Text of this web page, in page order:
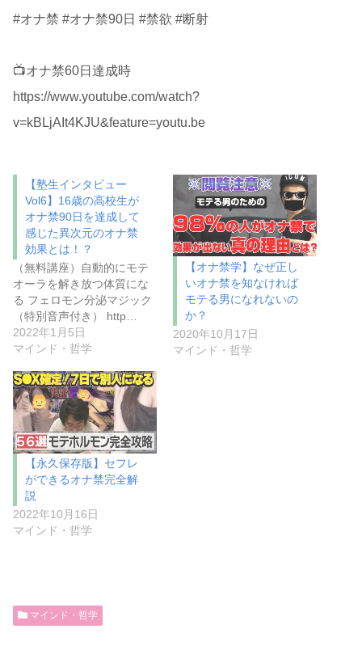
#オナ禁 #オナ禁90日 #禁欲 #断射
📺オナ禁60日達成時
https://www.youtube.com/watch?
v=kBLjAIt4KJU&feature=youtu.be
【塾生インタビュー
Vol6】16歳の高校生が
オナ禁90日を達成して
感じた異次元のオナ禁
効果とは！？
（無料講座）自動的にモテ
オーラを解き放つ体質にな
る フェロモン分泌マジック
（特別音声付き） http…
2022年1月5日
マインド・哲学
【オナ禁学】なぜ正し
いオナ禁を知なければ
モテる男になれないの
か？
2020年10月17日
マインド・哲学
【永久保存版】セフレ
ができるオナ禁完全解
説
2022年10月16日
マインド・哲学
マインド・哲学